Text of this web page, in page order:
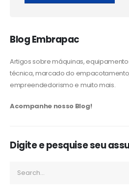
Blog Embrapac
Artigos sobre máquinas,
técnica, marcado do
empreendedorismo e muito mais.
Acompanhe nosso Blog!
Digite e pesquise seu